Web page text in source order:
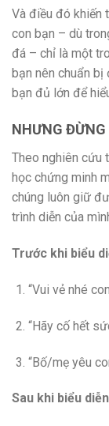
Và điều đó khiến
con bạn – dù
đá – chỉ là một
bạn nên chuẩn
bạn đủ lớn để
NHƯNG ĐỪNG
Theo nghiên cứu
học chứng minh
chúng luôn giữ
trình diễn của
Trước khi biểu
“Vui vẻ nhé
“Hãy cố hết
“Bố/mẹ yêu
Sau khi biểu